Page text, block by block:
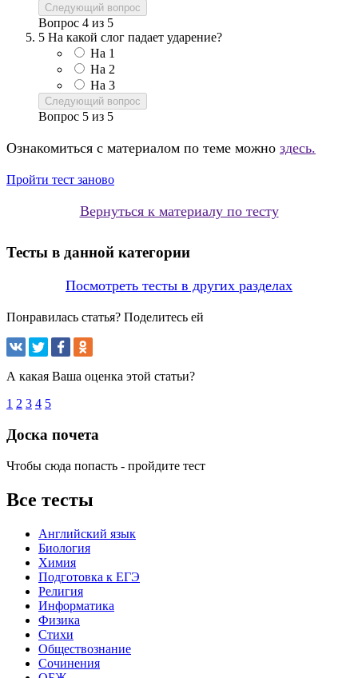
Следующий вопрос
Вопрос 4 из 5
5 На какой слог падает ударение?
На 1
На 2
На 3
Следующий вопрос
Вопрос 5 из 5
Ознакомиться с материалом по теме можно здесь.
Пройти тест заново
Вернуться к материалу по тесту
Тесты в данной категории
Посмотреть тесты в других разделах
Понравилась статья? Поделитесь ей
А какая Ваша оценка этой статьи?
1 2 3 4 5
Доска почета
Чтобы сюда попасть - пройдите тест
Все тесты
Английский язык
Биология
Химия
Подготовка к ЕГЭ
Религия
Информатика
Физика
Стихи
Обществознание
Сочинения